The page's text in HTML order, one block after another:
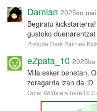
Damian 2025ko
Begiratu
gustoko
Prelude Dark Pain-ek
eZpata_10 2025ko
Mila esker benetan,
zoragarria izan da :D
Outer Wilds eta bere